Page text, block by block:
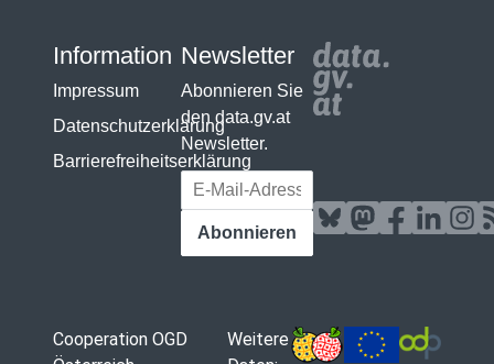
Information
Impressum
Datenschutzerklärung
Barrierefreiheitserklärung
Newsletter
Abonnieren Sie
den data.gv.at
Newsletter.
E-Mail-Adresse
Abonnieren
Cooperation OGD
Weitere